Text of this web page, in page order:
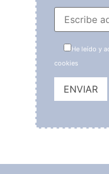
He leído y
cookies